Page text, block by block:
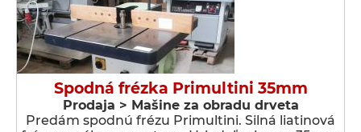
Spodná frézka Primultini 35mm
Prodaja > Мašine za obradu drveta
Predám spodnú frézu Primultini. Silná liatinová